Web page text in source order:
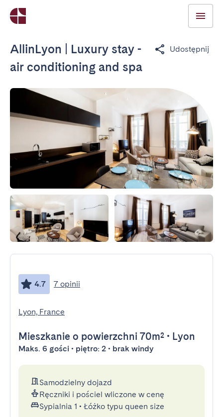
AllinLyon | Luxury stay -
air conditioning and spa
Udostępnij
4.7 7 opinii
Lyon, France
Mieszkanie o powierzchni 70m² • Lyon
Maks. 6 gości • piętro: 2 • brak windy
Samodzielny dojazd
Ręczniki i pościel wliczone w cenę
Sypialnia 1 • Łóżko typu queen size